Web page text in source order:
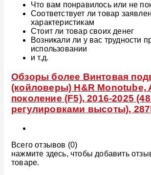
Что вам понравилось или не
Соответствует ли товар
характеристикам
Стоит ли товар своих денег
Возникали ли у вас трудности
использовании
и т.д.
Обзоры более Винтовая
(койловеры) H&R Monotube,
поколение (F5), 2016-2025
регулировками высоты),
Всего отзывов (0)
нажмите здесь, чтобы добавить
товаре.